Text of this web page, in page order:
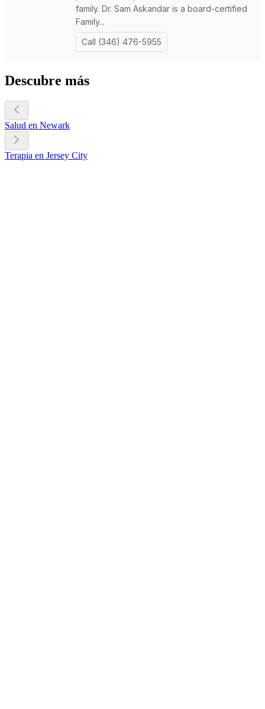
Descubre más
Salud en Newark
Terapia en Jersey City